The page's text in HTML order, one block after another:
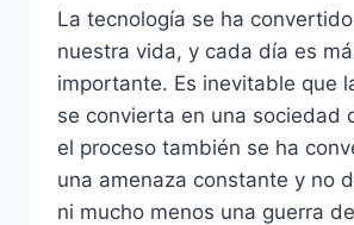
La tecnología se ha
nuestra vida, y cada día es
importante. Es inevitable que
se convierta en una sociedad
el proceso también se ha
una amenaza constante y no
ni mucho menos una guerra